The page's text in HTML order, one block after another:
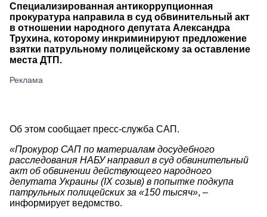
Специализированная антикоррупционная
прокуратура направила в суд обвинительный акт
в отношении народного депутата Александра
Трухина, которому инкриминируют предложение
взятки патрульному полицейскому за оставление
места ДТП.
Об этом сообщает пресс-служба САП.
«Прокурор САП по материалам досудебного
расследования НАБУ направил в суд обвинительный
акт об обвинении действующего народного
депутата Украины (IX созыв) в попытке подкупа
патрульных полицейских за «150 тысяч», –
информирует ведомство.